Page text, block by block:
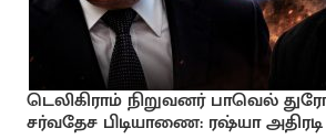
டெலிகிராம் நிறுவனர் பாவெல்
சர்வதேச பிடியாணை: ரஷ்யா